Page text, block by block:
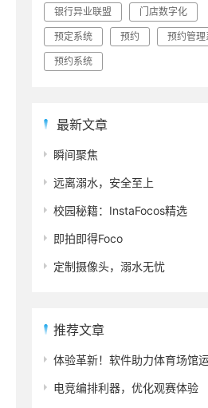
银行异业联盟 门店数字化
预定系统 预约 预约管理
预约系统
最新文章
瞬间聚焦
远离溺水，安全至上
校园秘籍：InstaFocos精选
即拍即得Foco
定制摄像头，溺水无忧
推荐文章
体验革新！软件助力体育场馆运
电竞编排利器，优化观赛体验